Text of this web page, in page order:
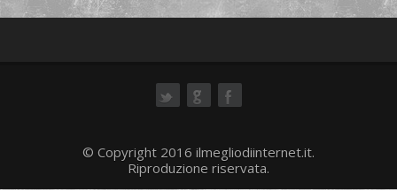
© Copyright 2016 ilmegliodiinternet.it.
Riproduzione riservata.